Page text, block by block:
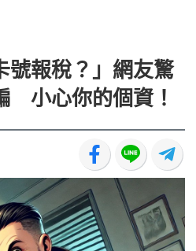
號報稅？」網友驚
小心你的個資！